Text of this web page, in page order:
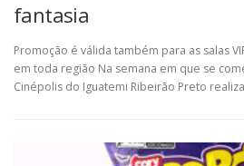
fantasia
Promoção é válida também para as salas
em toda região Na semana em que se
Cinépolis do Iguatemi Ribeirão Preto